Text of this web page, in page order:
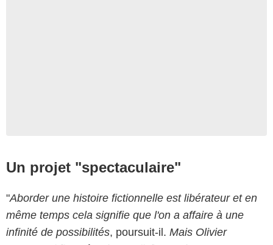
Un projet "spectaculaire"
"Aborder une histoire fictionnelle est libérateur et en
même temps cela signifie que l'on a affaire à une
infinité de possibilités, poursuit-il. Mais Olivier